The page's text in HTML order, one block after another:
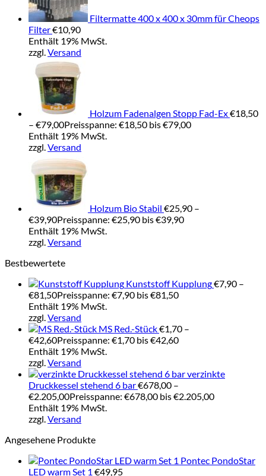
Filtermatte 400 x 400 x 30mm für Cheops
Filter€10,90
Enthält 19% MwSt.
zzgl.Versand
Holzum Fadenalgen Stopp Fad-Ex€18,50
– €79,00Preisspanne: €18,50 bis €79,00
Enthält 19% MwSt.
zzgl.Versand
Holzum Bio Stabil €25,90 –
€39,90Preisspanne: €25,90 bis €39,90
Enthält 19% MwSt.
zzgl.Versand
Bestbewertete
Kunststoff Kupplung€7,90 –
€81,50Preisspanne: €7,90 bis €81,50
Enthält 19% MwSt.
zzgl.Versand
MS Red.-Stück€1,70 –
€42,60Preisspanne: €1,70 bis €42,60
Enthält 19% MwSt.
zzgl.Versand
verzinkte
Druckkessel stehend 6 bar€678,00 –
€2.205,00Preisspanne: €678,00 bis €2.205,00
Enthält 19% MwSt.
zzgl.Versand
Angesehene Produkte
Pontec PondoStar
LED warm Set 1 €49,95